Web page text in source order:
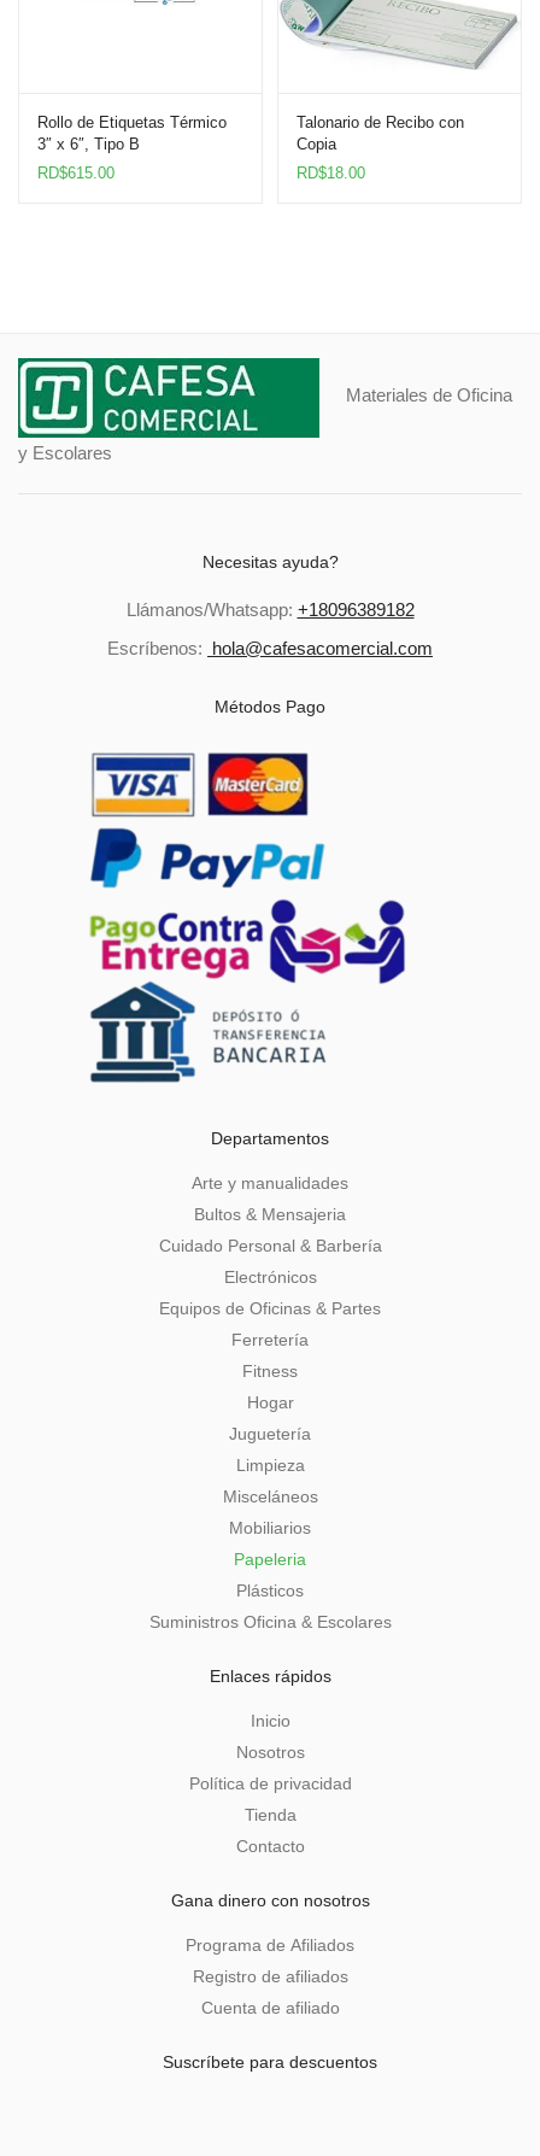
Rollo de Etiquetas Térmico
3″ x 6″, Tipo B
RD$615.00
Talonario de Recibo con
Copia
RD$18.00
Materiales de Oficina
y Escolares
Necesitas ayuda?
Llámanos/Whatsapp: +18096389182
Escríbenos: hola@cafesacomercial.com
Métodos Pago
Departamentos
Arte y manualidades
Bultos & Mensajeria
Cuidado Personal & Barbería
Electrónicos
Equipos de Oficinas & Partes
Ferretería
Fitness
Hogar
Juguetería
Limpieza
Misceláneos
Mobiliarios
Papeleria
Plásticos
Suministros Oficina & Escolares
Enlaces rápidos
Inicio
Nosotros
Política de privacidad
Tienda
Contacto
Gana dinero con nosotros
Programa de Afiliados
Registro de afiliados
Cuenta de afiliado
Suscríbete para descuentos